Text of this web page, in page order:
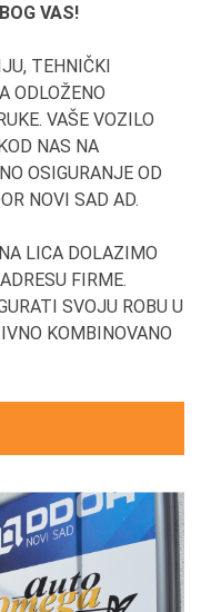
VAS!
TEHNIČKI
ODLOŽENO
VAŠE VOZILO
NAS NA
OSIGURANJE OD
NOVI SAD AD.
LICA DOLAZIMO
FIRME.
SVOJU ROBU U
KOMBINOVANO